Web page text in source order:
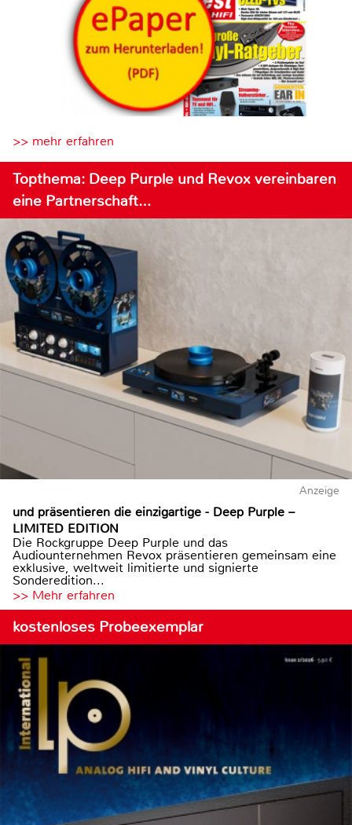
>> mehr erfahren
Topthema: Deep Purple und Revox vereinbaren
eine Partnerschaft…
Anzeige
und präsentieren die einzigartige - Deep Purple –
LIMITED EDITION
Die Rockgruppe Deep Purple und das
Audiounternehmen Revox präsentieren gemeinsam eine
exklusive, weltweit limitierte und signierte
Sonderedition...
>> Mehr erfahren
kostenloses Probeexemplar